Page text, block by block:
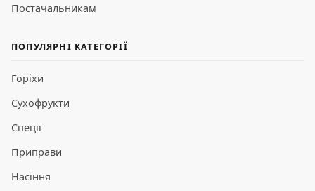
Постачальникам
ПОПУЛЯРНІ КАТЕГОРІЇ
Горіхи
Сухофрукти
Спеції
Приправи
Насіння